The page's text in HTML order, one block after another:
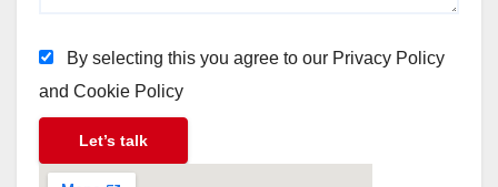
By selecting this you agree to our Privacy Policy
and Cookie Policy
Let’s talk